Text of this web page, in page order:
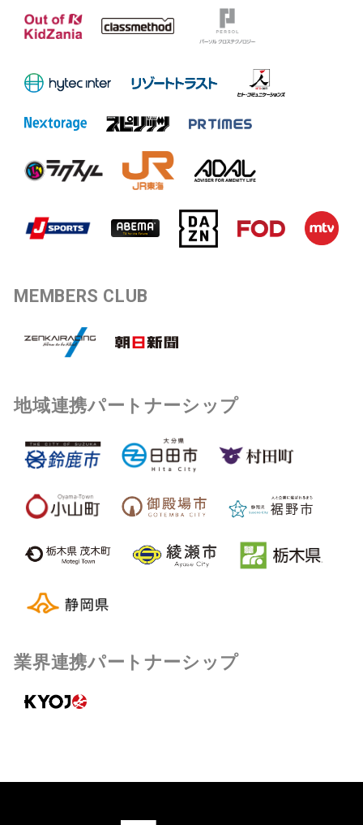
MEMBERS CLUB
地域連携パートナーシップ
業界連携パートナーシップ